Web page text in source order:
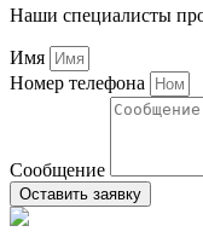
Наши специалисты
Имя
Номер телефона
Сообщение
Оставить заявку